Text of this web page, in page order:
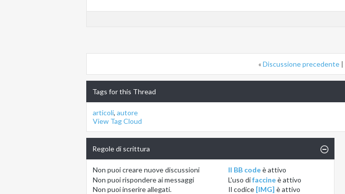
«Discussione precedente |
Tags for this Thread
articoli, autore
View Tag Cloud
Regole di scrittura
Non puoicreare nuove discussioni
Non puoirispondere ai messaggi
Non puoiinserire allegati.
Il BB codeèattivo
L'uso difaccineèattivo
Il codice [IMG] èattivo